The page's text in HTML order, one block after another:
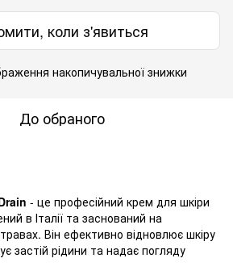
коли з'явиться
накопичувальної знижки
До обраного
- це професійний крем для шкіри
в Італії та заснований на
Він ефективно відновлює шкіру
застій рідини та надає погляду